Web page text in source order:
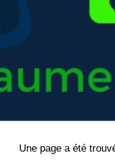
Une page a été